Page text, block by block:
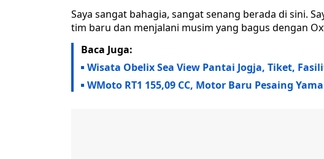
Saya sangat bahagia, sangat senang berada di sini.
tim baru dan menjalani musim yang bagus dengan
Baca Juga:
Wisata Obelix Sea View Pantai Jogja, Tiket,
WMoto RT1 155,09 CC, Motor Baru Pesaing